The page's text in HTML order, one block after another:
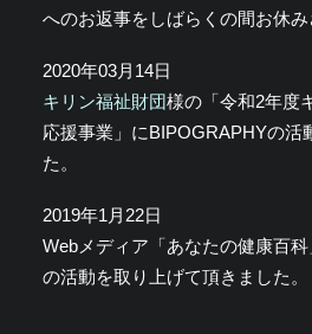
へのお返事をしばらくの間お休み
2020年03月14日
キリン福祉財団様の「令和2年度
応援事業」にBIPOGRAPHYの活
た。
2019年1月22日
Webメディア「あなたの健康百
の活動を取り上げて頂きました